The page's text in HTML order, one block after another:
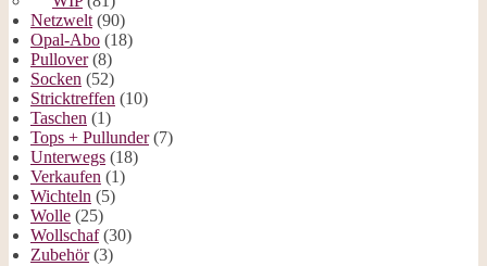
Netzwelt (90)
Opal-Abo (18)
Pullover(8)
Socken (52)
Stricktreffen (10)
Taschen (1)
Tops + Pullunder(7)
Unterwegs (18)
Verkaufen (1)
Wichteln (5)
Wolle (25)
Wollschaf(30)
Zubehör(3)